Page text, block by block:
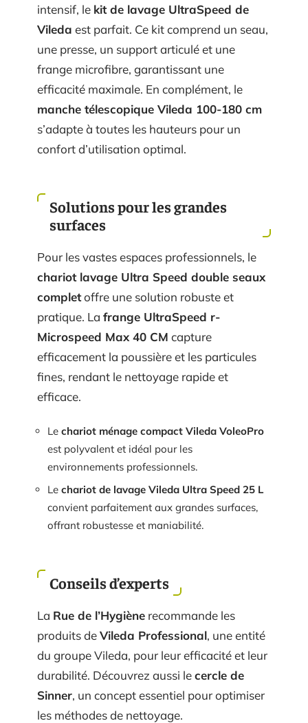
intensif, le kit de lavage UltraSpeed de
Vileda est parfait. Ce kit comprend un seau,
une presse, un support articulé et une
frange microfibre, garantissant une
efficacité maximale. En complément, le
manche télescopique Vileda 100-180 cm
s’adapte à toutes les hauteurs pour un
confort d’utilisation optimal.
Solutions pour les grandes
surfaces
Pour les vastes espaces professionnels, le
chariot lavage Ultra Speed double seaux
completoffre une solution robuste et
pratique. La frange UltraSpeed r-
Microspeed Max 40 CM capture
efficacement la poussière et les particules
fines, rendant le nettoyage rapide et
efficace.
Le chariot ménage compact Vileda VoleoPro
est polyvalent et idéal pour les
environnements professionnels.
Le chariot de lavage Vileda Ultra Speed 25 L
convient parfaitement aux grandes surfaces,
offrant robustesse et maniabilité.
Conseils d’experts
La Rue de l’Hygiène recommande les
produits deVileda Professional, une entité
du groupe Vileda, pour leur efficacité et leur
durabilité. Découvrez aussi lecercle de
Sinner, un concept essentiel pour optimiser
les méthodes de nettoyage.